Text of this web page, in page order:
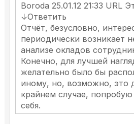
Boroda 25.01.12 21:33 URL
↓Ответить
Отчёт, безусловно,
периодически возникает
анализе окладов
Конечно, для лучшей
желательно было бы
иному, но, возможно, это
крайнем случае,
себя.